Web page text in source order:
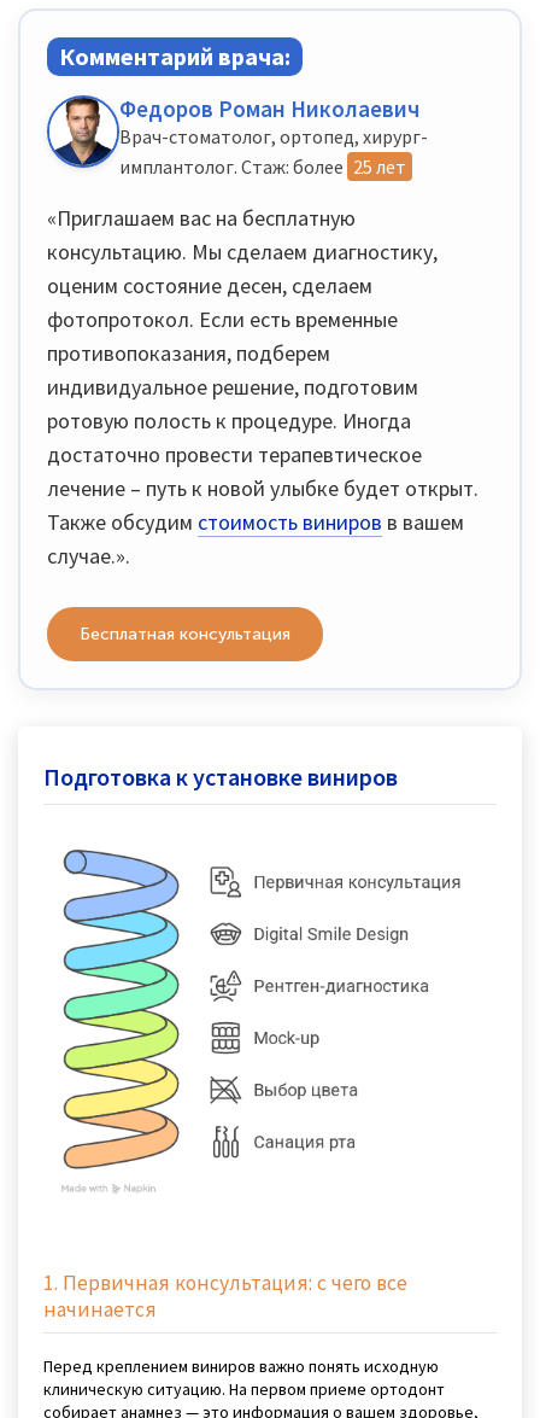
Комментарий врача:
Федоров Роман Николаевич
Врач-стоматолог, ортопед, хирург-
имплантолог. Стаж: более 25 лет
«Приглашаем вас на бесплатную
консультацию. Мы сделаем диагностику,
оценим состояние десен, сделаем
фотопротокол. Если есть временные
противопоказания, подберем
индивидуальное решение, подготовим
ротовую полость к процедуре. Иногда
достаточно провести терапевтическое
лечение – путь к новой улыбке будет открыт.
Также обсудим стоимость виниров в вашем
случае.».
Бесплатная консультация
Подготовка к установке виниров
1. Первичная консультация: с чего все
начинается
Перед креплением виниров важно понять исходную
клиническую ситуацию. На первом приеме ортодонт
собирает анамнез — это информация о вашем здоровье,